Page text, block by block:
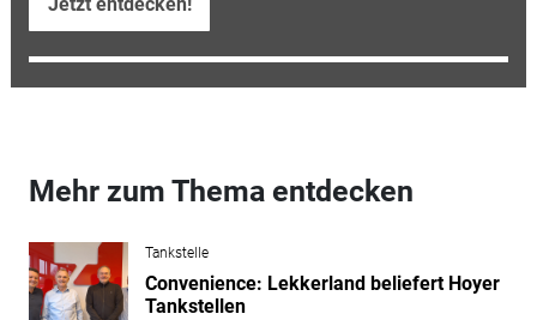
Mehr zum Thema entdecken
Tankstelle
Convenience: Lekkerland beliefert Hoyer
Tankstellen